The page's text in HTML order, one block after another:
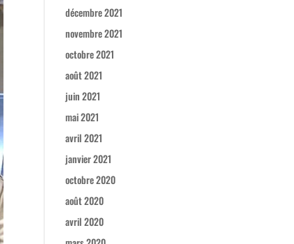
décembre 2021
novembre 2021
octobre 2021
août 2021
juin 2021
mai 2021
avril 2021
janvier 2021
octobre 2020
août 2020
avril 2020